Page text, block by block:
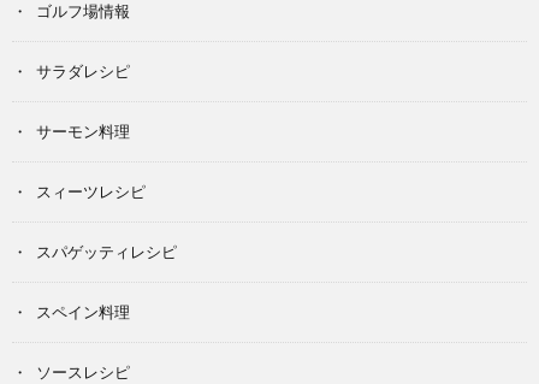
ゴルフ場情報
サラダレシピ
サーモン料理
スィーツレシピ
スパゲッティレシピ
スペイン料理
ソースレシピ